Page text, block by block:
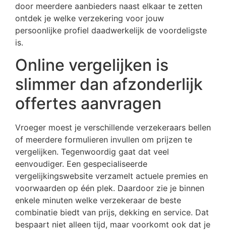
door meerdere aanbieders naast elkaar te zetten
ontdek je welke verzekering voor jouw
persoonlijke profiel daadwerkelijk de voordeligste
is.
Online vergelijken is
slimmer dan afzonderlijk
offertes aanvragen
Vroeger moest je verschillende verzekeraars bellen
of meerdere formulieren invullen om prijzen te
vergelijken. Tegenwoordig gaat dat veel
eenvoudiger. Een gespecialiseerde
vergelijkingswebsite verzamelt actuele premies en
voorwaarden op één plek. Daardoor zie je binnen
enkele minuten welke verzekeraar de beste
combinatie biedt van prijs, dekking en service. Dat
bespaart niet alleen tijd, maar voorkomt ook dat je